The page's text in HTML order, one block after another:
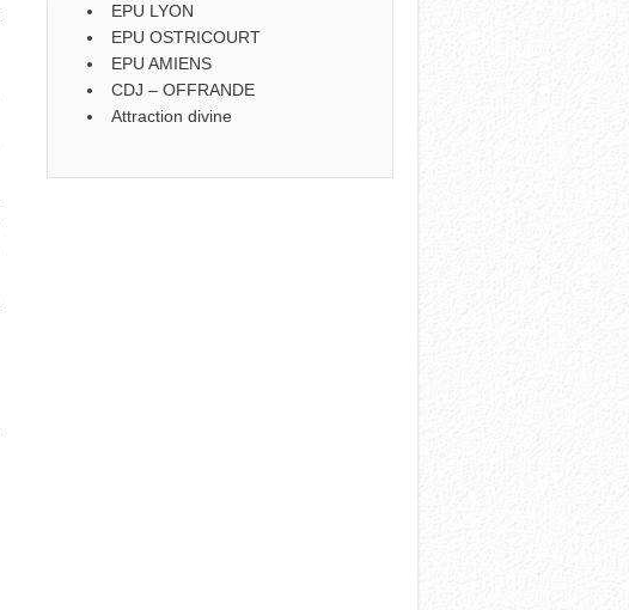
EPU LYON
EPU OSTRICOURT
EPU AMIENS
CDJ – OFFRANDE
Attraction divine